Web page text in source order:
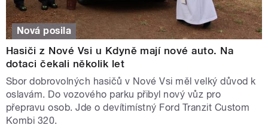
Nová posila
Hasiči z Nové Vsi u Kdyně mají nové auto. Na
dotaci čekali několik let
Sbor dobrovolných hasičů v Nové Vsi měl velký důvod k
oslavám. Do vozového parku přibyl nový vůz pro
přepravu osob. Jde o devítimístný Ford Tranzit Custom
Kombi 320.